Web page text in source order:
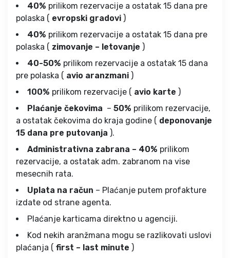
40% prilikom rezervacije a ostatak 15 dana pre
polaska ( evropski gradovi )
40% prilikom rezervacije a ostatak 15 dana pre
polaska ( zimovanje – letovanje )
40-50% prilikom rezervacije a ostatak 15 dana
pre polaska ( avio aranzmani )
100% prilikom rezervacije ( avio karte )
Plaćanje čekovima – 50% prilikom rezervacije,
a ostatak čekovima do kraja godine ( deponovanje
15 dana pre putovanja ).
Administrativna zabrana – 40% prilikom
rezervacije, a ostatak adm. zabranom na vise
mesecnih rata.
Uplata na račun – Plaćanje putem profakture
izdate od strane agenta.
Plaćanje karticama direktno u agenciji.
Kod nekih aranžmana mogu se razlikovati uslovi
plaćanja ( first – last minute )